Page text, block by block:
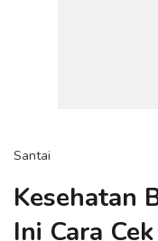
Santai
Kesehatan
Ini Cara